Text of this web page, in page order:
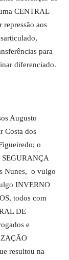
CENTRAL
aos
para
diferenciado.
Augusto
Costa dos
o
Nunes, o vulgo
INVERNO
todos com
DE
e
resultou na